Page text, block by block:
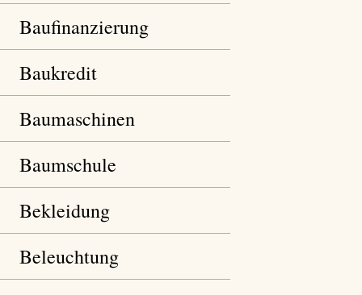
Baufinanzierung
Baukredit
Baumaschinen
Baumschule
Bekleidung
Beleuchtung